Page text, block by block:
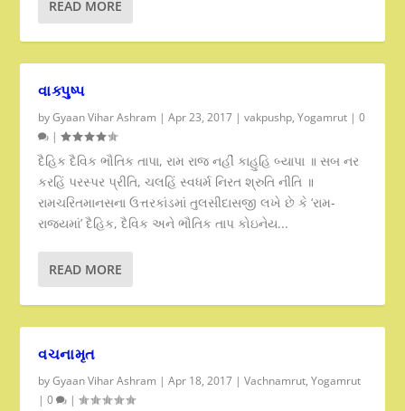
READ MORE
વાક્પુષ્પ
byGyaan Vihar Ashram |Apr 23, 2017 |vakpushp,Yogamrut |0
|
દૈહિક દૈવિક ભૌતિક તાપા, રામ રાજ નહીં કાહુહિ બ્યાપા ॥ સબ નર
કરહિં પરસ્પર પ્રીતિ, ચલહિં સ્વધર્મ નિરત શ્રુતિ નીતિ ॥
રામચરિતમાનસના ઉત્તરકાંડમાં તુલસીદાસજી લખે છે કે ‘રામ-
રાજ્યમાં’ દૈહિક, દૈવિક અને ભૌતિક તાપ કોઇનેય...
READ MORE
વચનામૃત
byGyaan Vihar Ashram |Apr 18, 2017 |Vachnamrut,Yogamrut
|0 |